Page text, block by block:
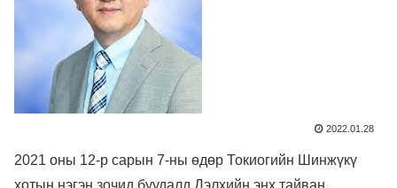
2022.01.28
2021 оны 12-р сарын 7-ны өдөр Токиогийн Шинжүкү
хотын нэгэн зочид буудалд Дэлхийн энх тайван,